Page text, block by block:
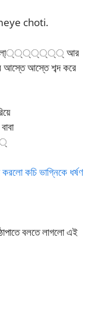
choti.
দিতে লাগলো্্্্্্্্ আর
আস্তে শব্দ করে
কচি ভাগ্নিকে ধর্ষণ
ঠাপাতে বলতে লাগলো এই